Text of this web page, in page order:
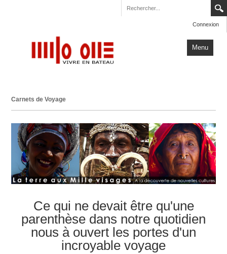
Connexion
Menu
Carnets de Voyage
Actualités
Plus
Carnets de Voyage
Ce qui ne devait être qu'une
parenthèse dans notre quotidien
nous à ouvert les portes d'un
incroyable voyage